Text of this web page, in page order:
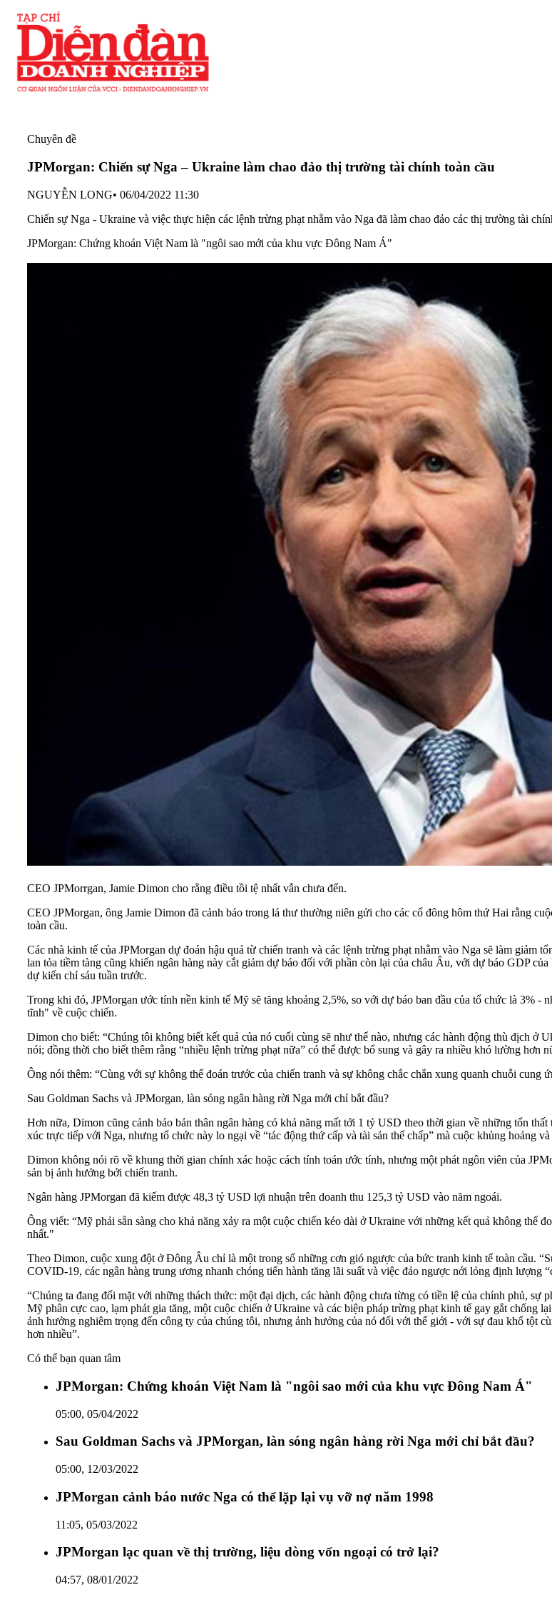
Chuyên đề
JPMorgan: Chiến sự Nga – Ukraine làm chao đảo thị trường tài chính toàn cầu
NGUYỄN LONG• 06/04/2022 11:30
Chiến sự Nga - Ukraine và việc thực hiện các lệnh trừng phạt nhằm vào Nga đã làm chao đảo các thị trường tài
JPMorgan: Chứng khoán Việt Nam là "ngôi sao mới của khu vực Đông Nam Á"
CEO JPMorrgan, Jamie Dimon cho rằng điều tồi tệ nhất vẫn chưa đến.
CEO JPMorgan, ông Jamie Dimon đã cảnh báo trong lá thư thường niên gửi cho các cổ đông hôm thứ Hai rằng
toàn cầu.
Các nhà kinh tế của JPMorgan dự đoán hậu quả từ chiến tranh và các lệnh trừng phạt nhằm vào Nga sẽ làm giảm
lan tỏa tiềm tàng cũng khiến ngân hàng này cắt giảm dự báo đối với phần còn lại của châu Âu, với dự báo GDP
dự kiến chỉ sáu tuần trước.
Trong khi đó, JPMorgan ước tính nền kinh tế Mỹ sẽ tăng khoảng 2,5%, so với dự báo ban đầu của tổ chức là 3%
tĩnh" về cuộc chiến.
Dimon cho biết: “Chúng tôi không biết kết quả của nó cuối cùng sẽ như thế nào, nhưng các hành động thù địch ở
nói; đồng thời cho biết thêm rằng “nhiều lệnh trừng phạt nữa” có thể được bổ sung và gây ra nhiều khó lường hơn
Ông nói thêm: “Cùng với sự không thể đoán trước của chiến tranh và sự không chắc chắn xung quanh chuỗi cung
Sau Goldman Sachs và JPMorgan, làn sóng ngân hàng rời Nga mới chỉ bắt đầu?
Hơn nữa, Dimon cũng cảnh báo bản thân ngân hàng có khả năng mất tới 1 tỷ USD theo thời gian về những tổn
xúc trực tiếp với Nga, nhưng tổ chức này lo ngại về “tác động thứ cấp và tài sản thế chấp” mà cuộc khủng hoảng
Dimon không nói rõ về khung thời gian chính xác hoặc cách tính toán ước tính, nhưng một phát ngôn viên của
sản bị ảnh hưởng bởi chiến tranh.
Ngân hàng JPMorgan đã kiếm được 48,3 tỷ USD lợi nhuận trên doanh thu 125,3 tỷ USD vào năm ngoái.
Ông viết: “Mỹ phải sẵn sàng cho khả năng xảy ra một cuộc chiến kéo dài ở Ukraine với những kết quả không thể
nhất."
Theo Dimon, cuộc xung đột ở Đông Âu chỉ là một trong số những cơn gió ngược của bức tranh kinh tế toàn cầu.
COVID-19, các ngân hàng trung ương nhanh chóng tiến hành tăng lãi suất và việc đảo ngược nới lỏng định lượng
“Chúng ta đang đối mặt với những thách thức: một đại dịch, các hành động chưa từng có tiền lệ của chính phủ, sự
Mỹ phân cực cao, lạm phát gia tăng, một cuộc chiến ở Ukraine và các biện pháp trừng phạt kinh tế gay gắt chống
ảnh hưởng nghiêm trọng đến công ty của chúng tôi, nhưng ảnh hưởng của nó đối với thế giới - với sự đau khổ tột
hơn nhiều”.
Có thể bạn quan tâm
JPMorgan: Chứng khoán Việt Nam là "ngôi sao mới của khu vực Đông Nam Á"
05:00, 05/04/2022
Sau Goldman Sachs và JPMorgan, làn sóng ngân hàng rời Nga mới chỉ bắt đầu?
05:00, 12/03/2022
JPMorgan cảnh báo nước Nga có thể lặp lại vụ vỡ nợ năm 1998
11:05, 05/03/2022
JPMorgan lạc quan về thị trường, liệu dòng vốn ngoại có trở lại?
04:57, 08/01/2022